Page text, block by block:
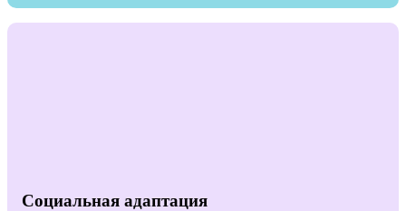
Социальная адаптация